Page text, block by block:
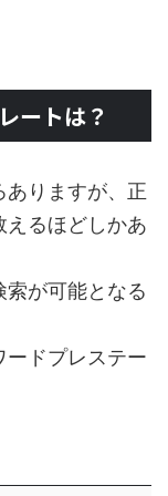
ートは？
ありますが、正
えるほどしかあ
が可能となる
ードプレステー